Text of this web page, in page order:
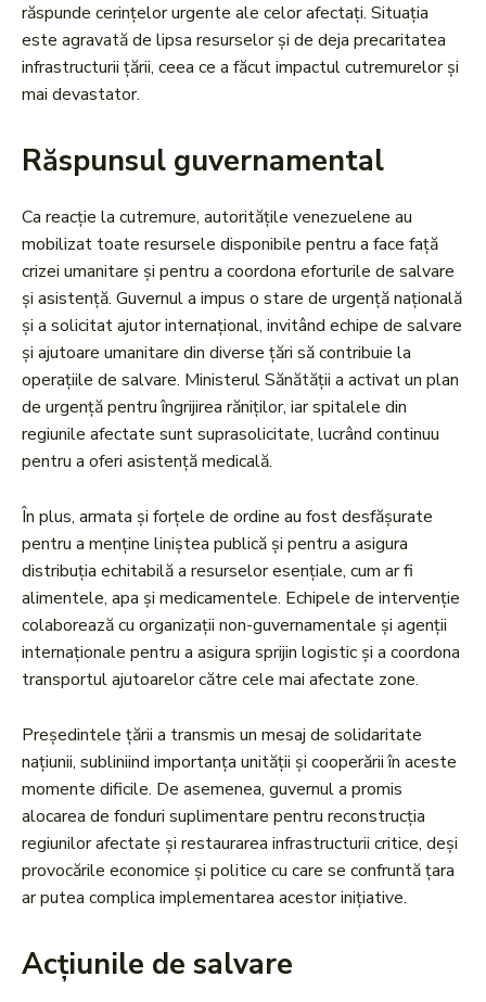
răspunde cerințelor urgente ale celor afectați. Situația
este agravată de lipsa resurselor și de deja precaritatea
infrastructurii țării, ceea ce a făcut impactul cutremurelor și
mai devastator.
Răspunsul guvernamental
Ca reacție la cutremure, autoritățile venezuelene au
mobilizat toate resursele disponibile pentru a face față
crizei umanitare și pentru a coordona eforturile de salvare
și asistență. Guvernul a impus o stare de urgență națională
și a solicitat ajutor internațional, invitând echipe de salvare
și ajutoare umanitare din diverse țări să contribuie la
operațiile de salvare. Ministerul Sănătății a activat un plan
de urgență pentru îngrijirea răniților, iar spitalele din
regiunile afectate sunt suprasolicitate, lucrând continuu
pentru a oferi asistență medicală.
În plus, armata și forțele de ordine au fost desfășurate
pentru a menține liniștea publică și pentru a asigura
distribuția echitabilă a resurselor esențiale, cum ar fi
alimentele, apa și medicamentele. Echipele de intervenție
colaborează cu organizații non-guvernamentale și agenții
internaționale pentru a asigura sprijin logistic și a coordona
transportul ajutoarelor către cele mai afectate zone.
Președintele țării a transmis un mesaj de solidaritate
națiunii, subliniind importanța unității și cooperării în aceste
momente dificile. De asemenea, guvernul a promis
alocarea de fonduri suplimentare pentru reconstrucția
regiunilor afectate și restaurarea infrastructurii critice, deși
provocările economice și politice cu care se confruntă țara
ar putea complica implementarea acestor inițiative.
Acțiunile de salvare